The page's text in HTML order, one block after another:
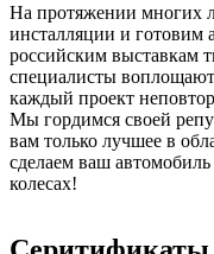
На протяжении многих
инсталляции и
российским выставкам
специалисты
каждый проект
Мы гордимся своей
вам только лучшее в
сделаем ваш
колесах!